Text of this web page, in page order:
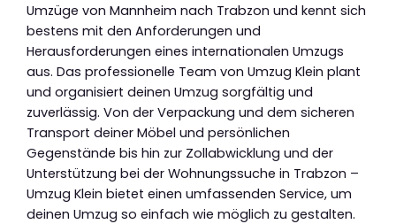
Umzüge von Mannheim nach Trabzon und kennt sich
bestens mit den Anforderungen und
Herausforderungen eines internationalen Umzugs
aus. Das professionelle Team von Umzug Klein plant
und organisiert deinen Umzug sorgfältig und
zuverlässig. Von der Verpackung und dem sicheren
Transport deiner Möbel und persönlichen
Gegenstände bis hin zur Zollabwicklung und der
Unterstützung bei der Wohnungssuche in Trabzon –
Umzug Klein bietet einen umfassenden Service, um
deinen Umzug so einfach wie möglich zu gestalten.